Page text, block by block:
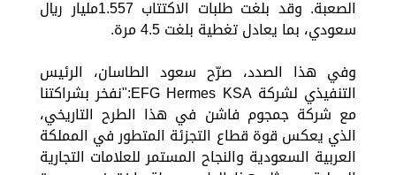
الصعبة. وقد بلغت طلبات الاكتتاب 1.557مليار ريال
سعودي، بما يعادل تغطية بلغت 4.5 مرة.
وفي هذا الصدد، صرّح سعود الطاسان، الرئيس
التنفيذي لشركة EFG Hermes KSA:"نفخر بشراكتنا
مع شركة جمجوم فاشن في هذا الطرح التاريخي،
الذي يعكس قوة قطاع التجزئة المتطور في المملكة
العربية السعودية والنجاح المستمر للعلامات التجارية